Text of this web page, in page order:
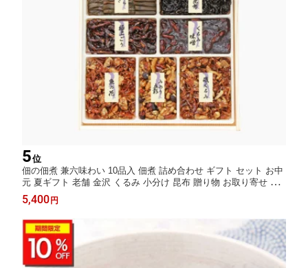
5位
佃の佃煮 兼六味わい 10品入 佃煮 詰め合わせ ギフト セット お中
元 夏ギフト 老舗 金沢 くるみ 小分け 昆布 贈り物 お取り寄せ グ
ルメ 惣菜セット ご飯のお供 人気 御歳暮 歳暮 冬ギフト プレゼン
ト 佃煮セット 金沢名物 内祝い 誕生日
5,400 円